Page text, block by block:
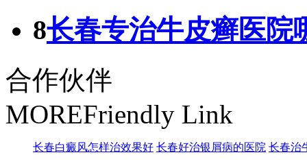
8长春专治牛皮癣医院
合作伙伴
MOREFriendly Link
长春白癜风怎样治效果好 长春好治银屑病的医院 长春治